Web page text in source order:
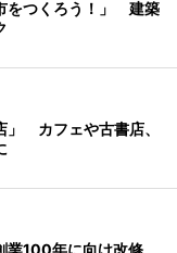
をつくろう！」 建築
」 カフェや古書店、
業100年に向け改修